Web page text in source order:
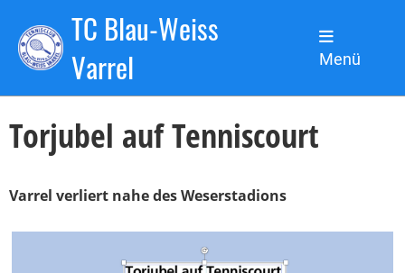
TC Blau-Weiss
Varrel
Menü
Zurück
, Kronsbein Lars
Torjubel auf Tenniscourt
Varrel verliert nahe des Weserstadions